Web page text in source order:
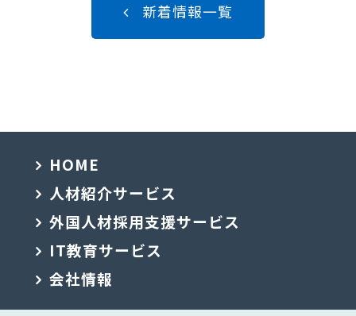
新着情報一覧
HOME
人材紹介サービス
外国人材採用支援サービス
IT教育サービス
会社情報